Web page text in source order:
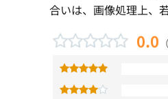
合いは、画像処理上、
0.0 （